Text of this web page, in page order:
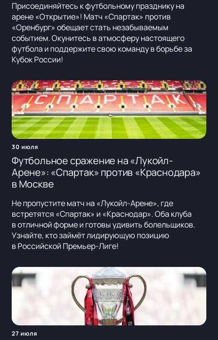
Присоединяйтесь к футбольному празднику на
арене «Открытие»! Матч «Спартак» против
«Оренбург» обещает стать незабываемым
событием. Окунитесь в атмосферу настоящего
футбола и поддержите свою команду в борьбе за
Кубок России!
30 июля
Футбольное сражение на «Лукойл-
Арене»: «Спартак» против «Краснодара»
в Москве
Не пропустите матч на «Лукойл-Арене», где
встретятся «Спартак» и «Краснодар». Оба клуба
в отличной форме и готовы удивить болельщиков.
Узнайте, кто займёт лидирующую позицию
в Российской Премьер-Лиге!
27 июля